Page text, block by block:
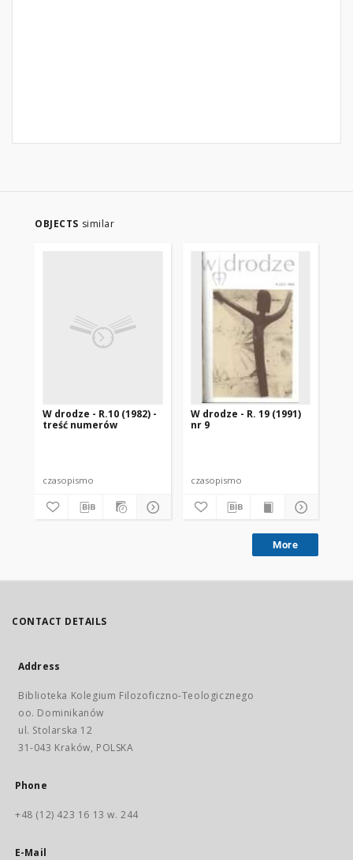
OBJECTS similar
W drodze - R.10 (1982) -
treść numerów
czasopismo
W drodze - R. 19 (1991)
nr 9
czasopismo
More
CONTACT DETAILS
Address
Biblioteka Kolegium Filozoficzno-Teologicznego
oo. Dominikanów
ul. Stolarska 12
31-043 Kraków, POLSKA
Phone
+48 (12) 423 16 13 w. 244
E-Mail